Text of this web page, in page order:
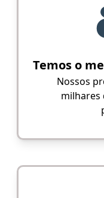
Temos o
Nossos
milhares